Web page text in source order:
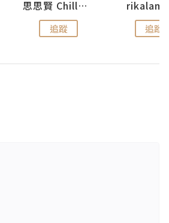
思思賢 ChillMyBabe
追蹤 追蹤